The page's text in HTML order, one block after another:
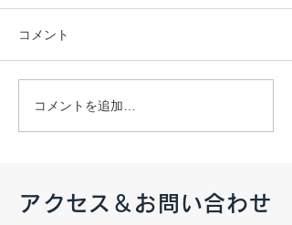
【2026年7月 定休日のお
知らせ】
コメント
コメントを追加…
アクセス＆お問い合わせ